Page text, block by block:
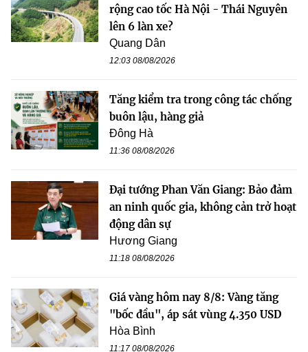
rộng cao tốc Hà Nội - Thái Nguyên
lên 6 làn xe?
Quang Dân
12:03 08/08/2026
Tăng kiểm tra trong công tác chống
buôn lậu, hàng giả
Đông Hà
11:36 08/08/2026
Đại tướng Phan Văn Giang: Bảo đảm
an ninh quốc gia, không cản trở hoạt
động dân sự
Hương Giang
11:18 08/08/2026
Giá vàng hôm nay 8/8: Vàng tăng
"bốc đầu", áp sát vùng 4.350 USD
Hòa Bình
11:17 08/08/2026